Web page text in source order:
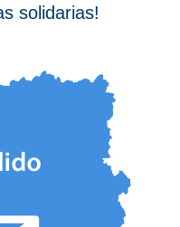
solidarias!